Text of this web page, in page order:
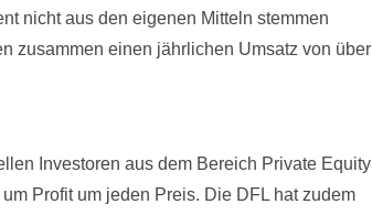
nicht aus den eigenen Mitteln stemmen
zusammen einen jährlichen Umsatz von über
Investoren aus dem Bereich Private Equity
Profit um jeden Preis. Die DFL hat zudem